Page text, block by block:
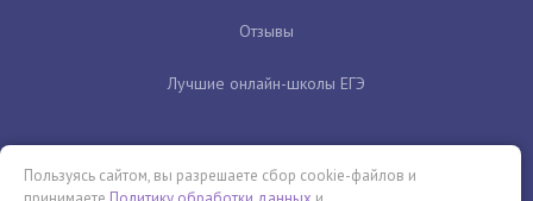
Отзывы
Лучшие онлайн-школы ЕГЭ
Пользуясь сайтом, вы разрешаете сбор cookie-файлов и